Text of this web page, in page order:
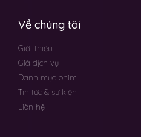
Về chúng tôi
Giới thiệu
Giá dịch vụ
Danh mục phim
Tin tức & sự kiện
Liên hệ